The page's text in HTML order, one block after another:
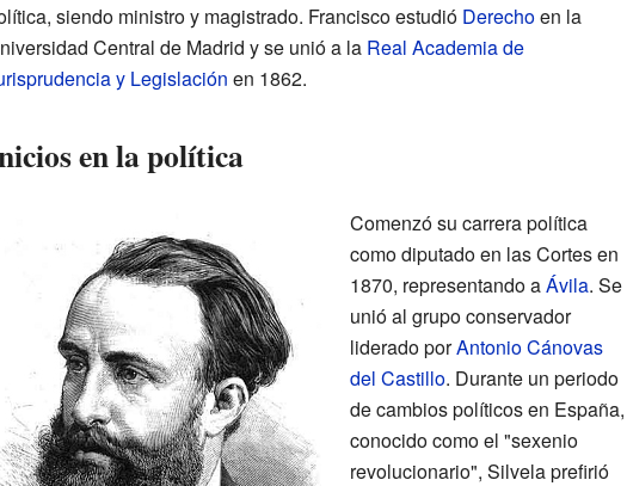
siendo ministro y magistrado. Francisco estudió Derechoen la
Central de Madrid y se unió a la Real Academia de
y Legislación en 1862.
en la política
Comenzó su carrera política
como diputado en las Cortes en
1870, representando aÁvila. Se
unió al grupo conservador
liderado porAntonio Cánovas
del Castillo. Durante un periodo
de cambios políticos en España,
conocido como el "sexenio
revolucionario", Silvela prefirió